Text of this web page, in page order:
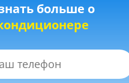
больше о